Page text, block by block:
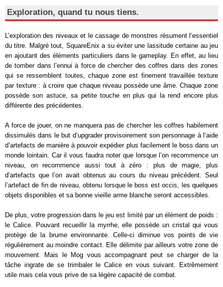
Exploration, quand tu nous tiens.
L’exploration des niveaux et le cassage de monstres résument l’essentiel
du titre. Malgré tout, SquareEnix a su éviter une lassitude certaine au jeu
en ajoutant des éléments particuliers dans le gameplay. En effet, au lieu
de tomber dans l’ennui à force de chercher des coffres dans des zones
qui se ressemblent toutes, chaque zone est finement travaillée texture
par texture : à croire que chaque niveau possède une âme. Chaque zone
possède son astuce, sa petite touche en plus qui la rend encore plus
différente des précédentes.
A force de jouer, on ne manquera pas de chercher les coffres habilement
dissimulés dans le but d’upgrader provisoirement son personnage à l’aide
d’artefacts de manière à pouvoir expédier plus facilement le boss dans un
monde lointain. Car il vous faudra noter que lorsque l’on recommence un
niveau, on recommence aussi tout à zéro : plus de magie, plus
d’artefacts que l’on avait obtenus au cours du niveau précédent. Seul
l’artefact de fin de niveau, obtenu lorsque le boss est occis, les quelques
objets disponibles et sa bonne vieille arme blanche seront accessibles.
De plus, votre progression dans le jeu est limité par un élément de poids :
le Calice. Pouvant recueillir la myrrhe, elle possède un cristal qui vous
protège de la brume environnante. Celle-ci diminue vos points de vie
régulièrement au moindre contact. Elle délimite par ailleurs votre zone de
mouvement. Mais le Mog vous accompagnant peut se charger de la
tâche ingrate de se trimbaler le Calice en vous suivant. Extrêmement
utile mais cela vous prive de sa légère capacité de combat.